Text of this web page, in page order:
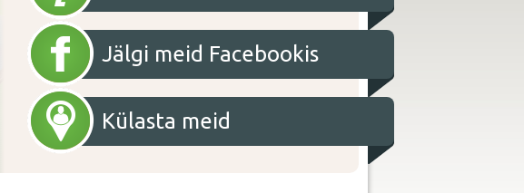
Jälgi meid Facebookis
Külasta meid